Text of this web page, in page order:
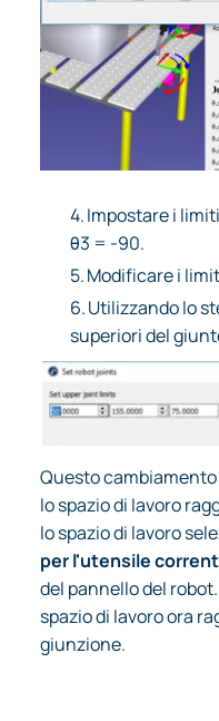
4.Impostare i
θ3 = -90.
5.Modificare i
6.Utilizzando lo
superiori del
Questo
lo spazio di lavoro
lo spazio di lavoro
per l'utensile
del pannello del
spazio di lavoro ora
giunzione.